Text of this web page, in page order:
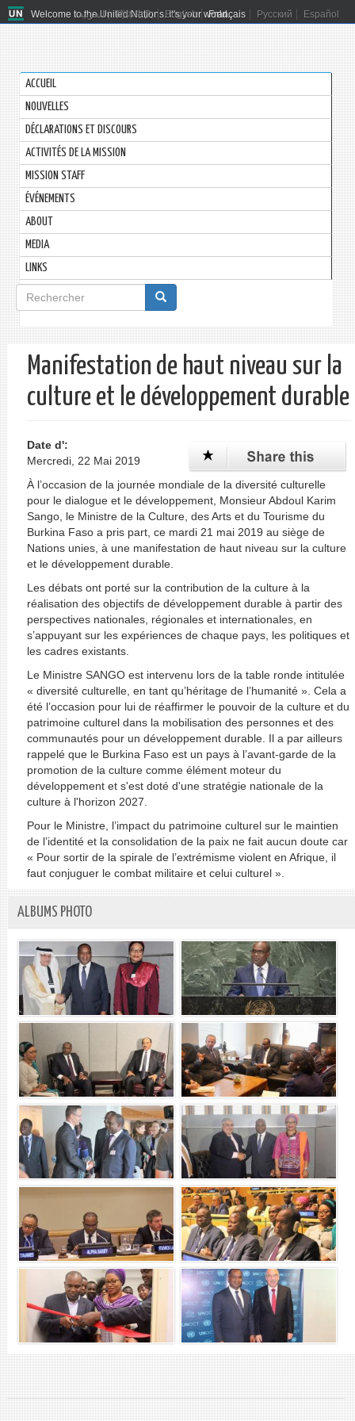
Welcome to the United Nations. It's your world.
العربية 简体中文 English Français Русский Español
ACCUEIL
NOUVELLES
DÉCLARATIONS ET DISCOURS
ACTIVITÉS DE LA MISSION
MISSION STAFF
ÉVÉNEMENTS
ABOUT
MEDIA
LINKS
Formulaire
de
recherche
Rechercher
Manifestation de haut niveau sur la
culture et le développement durable
Date d':
Mercredi, 22 Mai 2019
À l’occasion de la journée mondiale de la diversité culturelle
pour le dialogue et le développement, Monsieur Abdoul Karim
Sango, le Ministre de la Culture, des Arts et du Tourisme du
Burkina Faso a pris part, ce mardi 21 mai 2019 au siège de
Nations unies, à une manifestation de haut niveau sur la culture
et le développement durable.
Les débats ont porté sur la contribution de la culture à la
réalisation des objectifs de développement durable à partir des
perspectives nationales, régionales et internationales, en
s’appuyant sur les expériences de chaque pays, les politiques et
les cadres existants.
Le Ministre SANGO est intervenu lors de la table ronde intitulée
« diversité culturelle, en tant qu’héritage de l’humanité ». Cela a
été l’occasion pour lui de réaffirmer le pouvoir de la culture et du
patrimoine culturel dans la mobilisation des personnes et des
communautés pour un développement durable. Il a par ailleurs
rappelé que le Burkina Faso est un pays à l’avant-garde de la
promotion de la culture comme élément moteur du
développement et s'est doté d'une stratégie nationale de la
culture à l'horizon 2027.
Pour le Ministre, l’impact du patrimoine culturel sur le maintien
de l’identité et la consolidation de la paix ne fait aucun doute car
« Pour sortir de la spirale de l’extrémisme violent en Afrique, il
faut conjuguer le combat militaire et celui culturel ».
ALBUMS PHOTO